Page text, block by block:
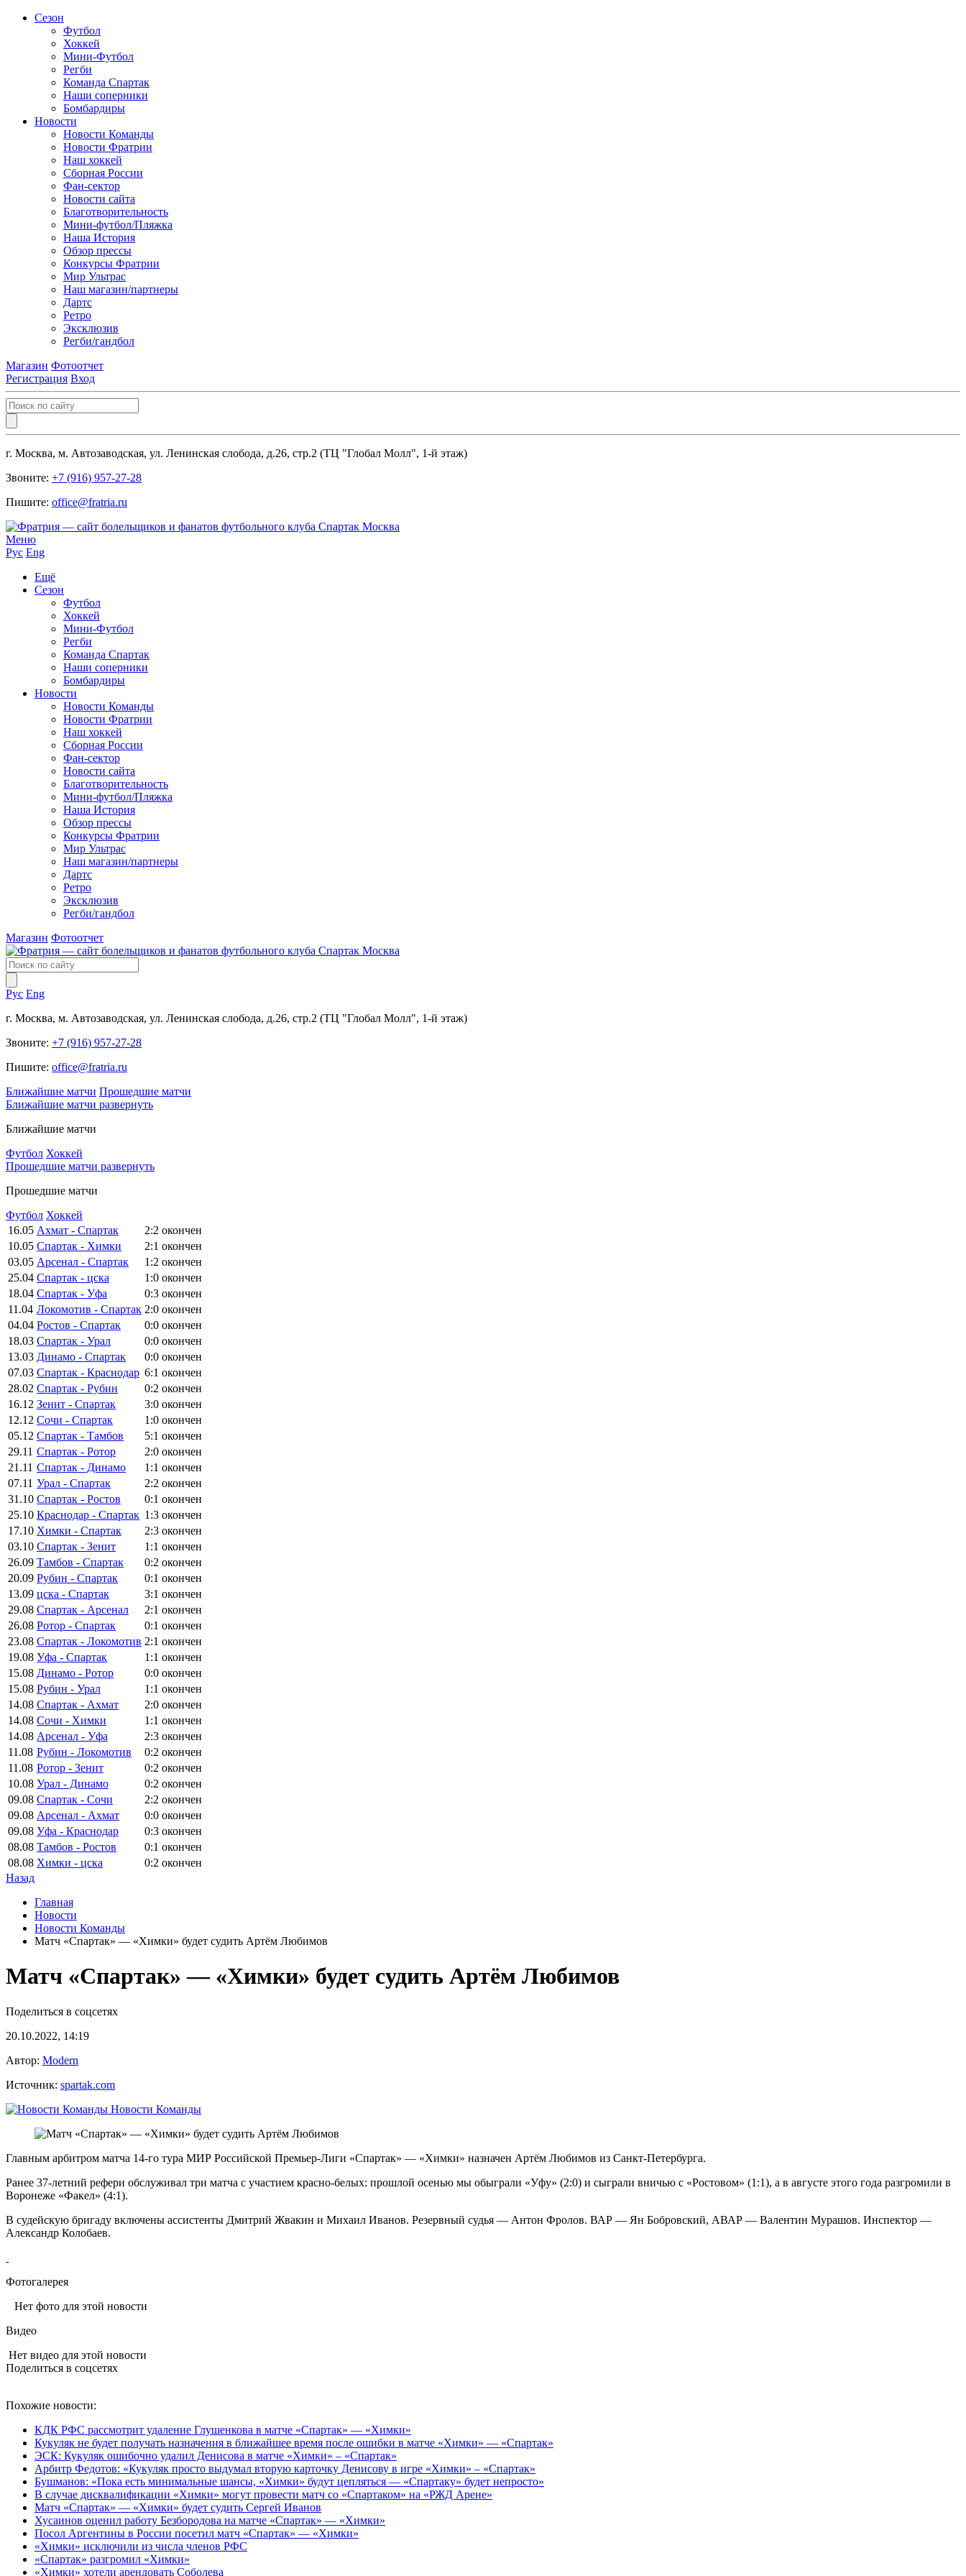
Сезон
Футбол
Хоккей
Мини-Футбол
Регби
Команда Спартак
Наши соперники
Бомбардиры
Новости
Новости Команды
Новости Фратрии
Наш хоккей
Сборная России
Фан-cектор
Новости сайта
Благотворительность
Мини-футбол/Пляжка
Наша История
Обзор прессы
Конкурсы Фратрии
Мир Ультрас
Наш магазин/партнеры
Дартс
Ретро
Эксклюзив
Регби/гандбол
Магазин Фотоотчет
Регистрация Вход
г. Москва, м. Автозаводская, ул. Ленинская слобода, д.26, стр.2 (ТЦ "Глобал Молл", 1-й этаж)
Звоните: +7 (916) 957-27-28
Пишите: office@fratria.ru
Меню
Рус Eng
Ещё
Сезон
Футбол
Хоккей
Мини-Футбол
Регби
Команда Спартак
Наши соперники
Бомбардиры
Новости
Новости Команды
Новости Фратрии
Наш хоккей
Сборная России
Фан-cектор
Новости сайта
Благотворительность
Мини-футбол/Пляжка
Наша История
Обзор прессы
Конкурсы Фратрии
Мир Ультрас
Наш магазин/партнеры
Дартс
Ретро
Эксклюзив
Регби/гандбол
Магазин Фотоотчет
Рус Eng
г. Москва, м. Автозаводская, ул. Ленинская слобода, д.26, стр.2 (ТЦ "Глобал Молл", 1-й этаж)
Звоните: +7 (916) 957-27-28
Пишите: office@fratria.ru
Ближайшие матчи Прошедшие матчи
Ближайшие матчи развернуть
Ближайшие матчи
Футбол Хоккей
Прошедшие матчи развернуть
Прошедшие матчи
Футбол Хоккей
16.05 Ахмат - Спартак 2:2 окончен
10.05 Спартак - Химки 2:1 окончен
03.05 Арсенал - Спартак 1:2 окончен
25.04 Спартак - цска 1:0 окончен
18.04 Спартак - Уфа 0:3 окончен
11.04 Локомотив - Спартак 2:0 окончен
04.04 Ростов - Спартак 0:0 окончен
18.03 Спартак - Урал 0:0 окончен
13.03 Динамо - Спартак 0:0 окончен
07.03 Спартак - Краснодар 6:1 окончен
28.02 Спартак - Рубин 0:2 окончен
16.12 Зенит - Спартак 3:0 окончен
12.12 Сочи - Спартак 1:0 окончен
05.12 Спартак - Тамбов 5:1 окончен
29.11 Спартак - Ротор 2:0 окончен
21.11 Спартак - Динамо 1:1 окончен
07.11 Урал - Спартак 2:2 окончен
31.10 Спартак - Ростов 0:1 окончен
25.10 Краснодар - Спартак 1:3 окончен
17.10 Химки - Спартак 2:3 окончен
03.10 Спартак - Зенит 1:1 окончен
26.09 Тамбов - Спартак 0:2 окончен
20.09 Рубин - Спартак 0:1 окончен
13.09 цска - Спартак 3:1 окончен
29.08 Спартак - Арсенал 2:1 окончен
26.08 Ротор - Спартак 0:1 окончен
23.08 Спартак - Локомотив 2:1 окончен
19.08 Уфа - Спартак 1:1 окончен
15.08 Динамо - Ротор 0:0 окончен
15.08 Рубин - Урал 1:1 окончен
14.08 Спартак - Ахмат 2:0 окончен
14.08 Сочи - Химки 1:1 окончен
14.08 Арсенал - Уфа 2:3 окончен
11.08 Рубин - Локомотив 0:2 окончен
11.08 Ротор - Зенит 0:2 окончен
10.08 Урал - Динамо 0:2 окончен
09.08 Спартак - Сочи 2:2 окончен
09.08 Арсенал - Ахмат 0:0 окончен
09.08 Уфа - Краснодар 0:3 окончен
08.08 Тамбов - Ростов 0:1 окончен
08.08 Химки - цска 0:2 окончен
Назад
Главная
Новости
Новости Команды
Матч «Спартак» — «Химки» будет судить Артём Любимов
Матч «Спартак» — «Химки» будет судить Артём Любимов
Поделиться в соцсетях
20.10.2022, 14:19
Автор: Modern
Источник: spartak.com
Новости Команды
Главным арбитром матча 14-го тура МИР Российской Премьер-Лиги «Спартак» — «Химки» назначен Артём Любимов из Санкт-Петербурга.
Ранее 37-летний рефери обслуживал три матча с участием красно-белых: прошлой осенью мы обыграли «Уфу» (2:0) и сыграли вничью с «Ростовом» (1:1), а в августе этого года разгромили в
Воронеже «Факел» (4:1).
В судейскую бригаду включены ассистенты Дмитрий Жвакин и Михаил Иванов. Резервный судья — Антон Фролов. ВАР — Ян Бобровский, АВАР — Валентин Мурашов. Инспектор —
Александр Колобаев.
Фотогалерея
Нет фото для этой новости
Видео
Нет видео для этой новости
Поделиться в соцсетях
Похожие новости:
КДК РФС рассмотрит удаление Глушенкова в матче «Спартак» — «Химки»
Кукуляк не будет получать назначения в ближайшее время после ошибки в матче «Химки» — «Спартак»
ЭСК: Кукуляк ошибочно удалил Денисова в матче «Химки» – «Спартак»
Арбитр Федотов: «Кукуляк просто выдумал вторую карточку Денисову в игре «Химки» – «Спартак»
Бушманов: «Пока есть минимальные шансы, «Химки» будут цепляться — «Спартаку» будет непросто»
В случае дисквалификации «Химки» могут провести матч со «Спартаком» на «РЖД Арене»
Матч «Спартак» — «Химки» будет судить Сергей Иванов
Хусаинов оценил работу Безбородова на матче «Спартак» — «Химки»
Посол Аргентины в России посетил матч «Спартак» — «Химки»
«Химки» исключили из числа членов РФС
«Спартак» разгромил «Химки»
«Химки» хотели арендовать Соболева